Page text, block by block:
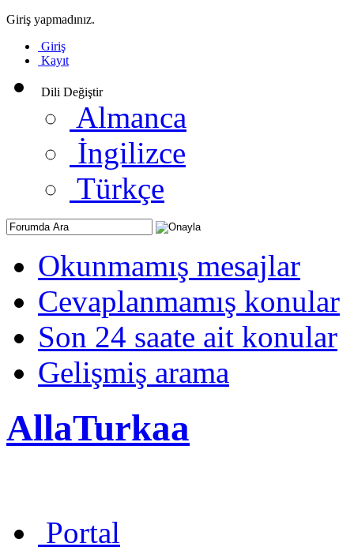
Giriş yapmadınız.
Giriş
Kayıt
Dili Değiştir
Almanca
İngilizce
Türkçe
Okunmamış mesajlar
Cevaplanmamış konular
Son 24 saate ait konular
Gelişmiş arama
AllaTurkaa
Portal